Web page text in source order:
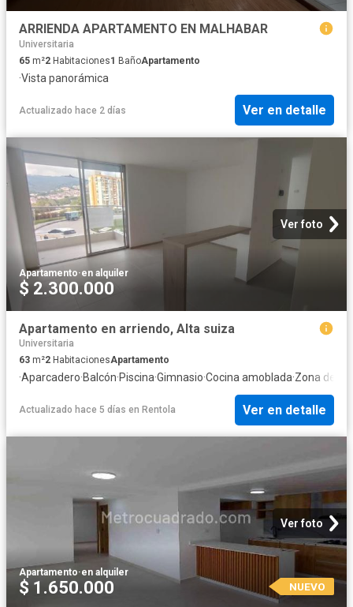
ARRIENDA APARTAMENTO EN MALHABAR
Universitaria
65 m²2 Habitaciones1 BañoApartamento
·Vista panorámica
Actualizado hace 2 días Ver en detalle
Ver foto
Apartamento·en alquiler
$ 2.300.000
Apartamento en arriendo, Alta suiza
Universitaria
63 m²2 HabitacionesApartamento
·Aparcadero·Balcón·Piscina·Gimnasio·Cocina amoblada·Zona de
Actualizado hace 5 días en Rentola Ver en detalle
Ver foto
Apartamento·en alquiler
$ 1.650.000 NUEVO